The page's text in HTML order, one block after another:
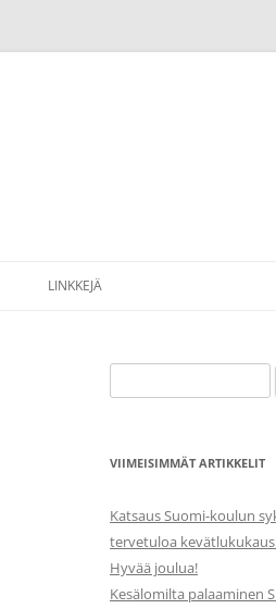
LINKKEJÄ
VIIMEISIMMÄT ARTIKKELIT
Katsaus Suomi-koulun
tervetuloa
Hyvää joulua!
Kesälomilta palaaminen